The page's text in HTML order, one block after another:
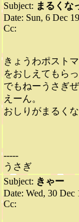
Subject: まるくな
Date: Sun, 6 Dec
Cc:
きょうわポスト
をおしえてもら
でもねーうさぎ
えーん。
おしりがまるく
-----
うさぎ
Subject: きゃー
Date: Wed, 30 Dec
Cc: